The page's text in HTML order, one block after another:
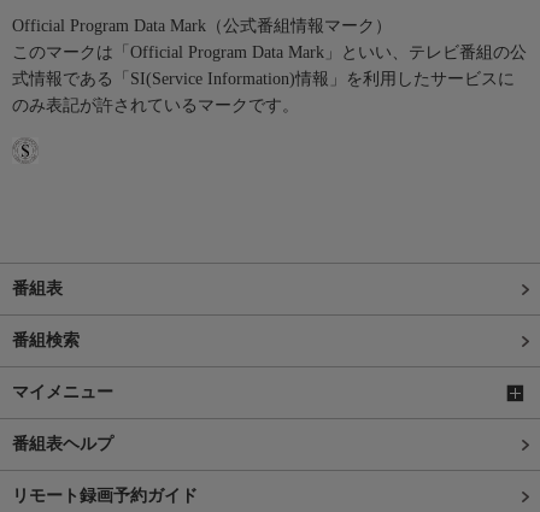
Official Program Data Mark（公式番組情報マーク）
このマークは「Official Program Data Mark」といい、テレビ番組の公
式情報である「SI(Service Information)情報」を利用したサービスに
のみ表記が許されているマークです。
番組表
番組検索
マイメニュー
番組表ヘルプ
リモート録画予約ガイド